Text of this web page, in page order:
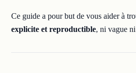
Ce guide a pour but de vous aider à
explicite et reproductible, ni vague